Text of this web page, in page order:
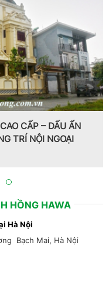
Pháp do CT CP Dịch
HỒNG HAWA